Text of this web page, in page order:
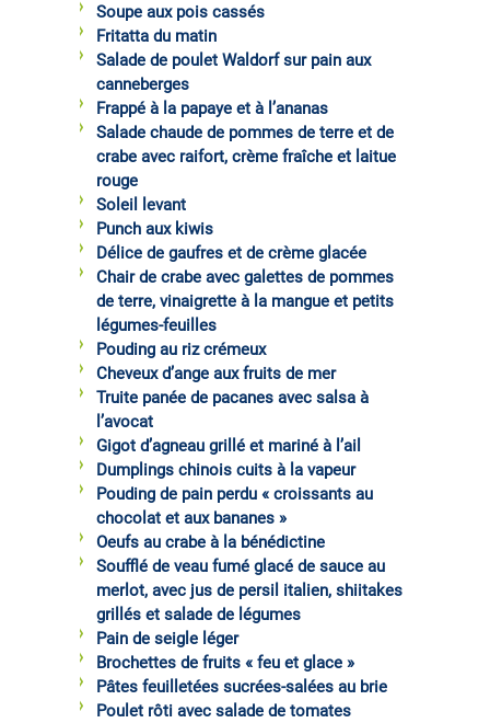
Soupe aux pois cassés
Fritatta du matin
Salade de poulet Waldorf sur pain aux
canneberges
Frappé à la papaye et à l’ananas
Salade chaude de pommes de terre et de
crabe avec raifort, crème fraîche et laitue
rouge
Soleil levant
Punch aux kiwis
Délice de gaufres et de crème glacée
Chair de crabe avec galettes de pommes
de terre, vinaigrette à la mangue et petits
légumes-feuilles
Pouding au riz crémeux
Cheveux d’ange aux fruits de mer
Truite panée de pacanes avec salsa à
l’avocat
Gigot d’agneau grillé et mariné à l’ail
Dumplings chinois cuits à la vapeur
Pouding de pain perdu « croissants au
chocolat et aux bananes »
Oeufs au crabe à la bénédictine
Soufflé de veau fumé glacé de sauce au
merlot, avec jus de persil italien, shiitakes
grillés et salade de légumes
Pain de seigle léger
Brochettes de fruits « feu et glace »
Pâtes feuilletées sucrées-salées au brie
Poulet rôti avec salade de tomates